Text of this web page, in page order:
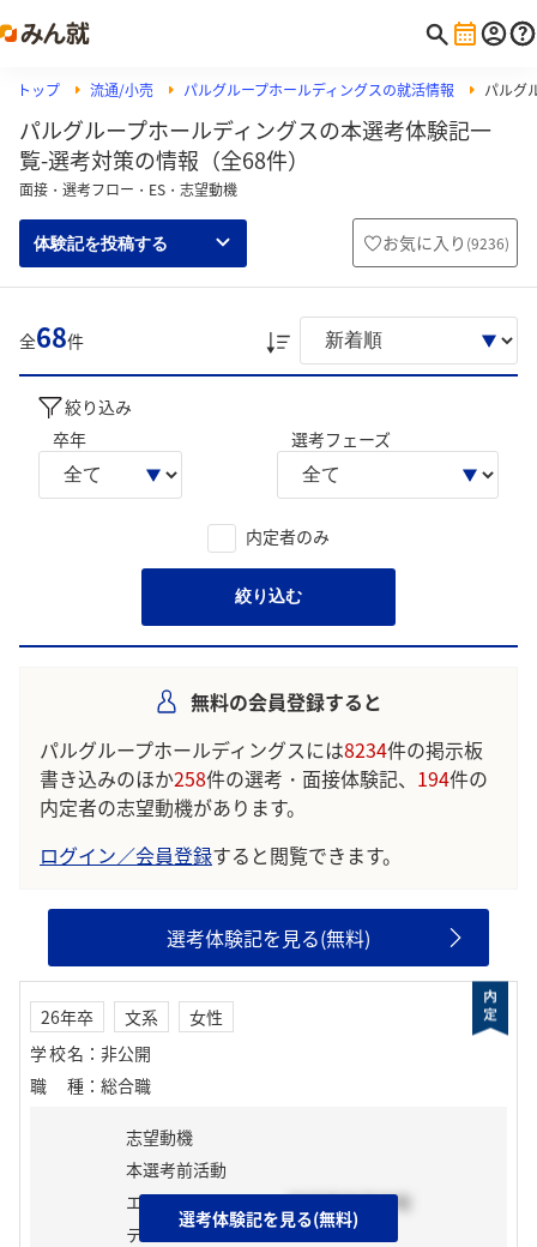
トップ 流通/小売 パルグループホールディングスの就活情報 パルグ
パルグループホールディングスの本選考体験記一
覧-選考対策の情報（全68件）
面接・選考フロー・ES・志望動機
体験記を投稿する お気に入り (9236)
全68件
絞り込み
卒年
選考フェーズ
内定者のみ
絞り込む
無料の会員登録すると
パルグループホールディングスには8234件の掲示板
書き込みのほか258件の選考・面接体験記、 194件の
内定者の志望動機があります。
ログイン／会員登録すると閲覧できます。
選考体験記を見る(無料)
26年卒 文系
女性
学校名 ： 非公開
職種 ： 総合職
志望動機
本選考前活動
エントリーシート
2025年06月中旬
テスト
選考体験記を見る(無料)